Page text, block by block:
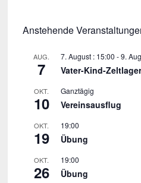
Anstehende
AUG.
7
7. August : 15:00 -9.
Vater-Kind-Zeltlager
OKT.
10
Ganztägig
Vereinsausflug
OKT.
19
19:00
Übung
OKT.
26
19:00
Übung